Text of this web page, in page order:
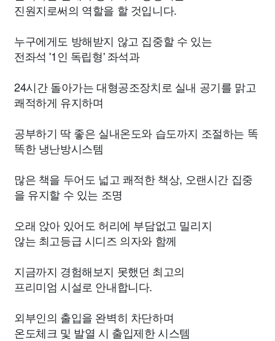
진원지로써의 역할을 할 것입니다.
누구에게도 방해받지 않고 집중할 수 있는
전좌석 '1인 독립형' 좌석과
24시간 돌아가는 대형공조장치로 실내 공기를 맑고
쾌적하게 유지하며
공부하기 딱 좋은 실내온도와 습도까지 조절하는 똑
똑한 냉난방시스템
많은 책을 두어도 넓고 쾌적한 책상, 오랜시간 집중
을 유지할 수 있는 조명
오래 앉아 있어도 허리에 부담없고 밀리지
않는 최고등급 시디즈 의자와 함께
지금까지 경험해보지 못했던 최고의
프리미엄 시설로 안내합니다.
외부인의 출입을 완벽히 차단하며
온도체크 및 발열 시 출입제한 시스템